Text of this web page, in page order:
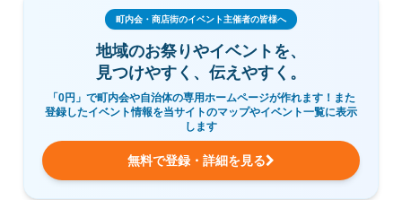
町内会・商店街のイベント主催者の皆様へ
地域のお祭りやイベントを、
見つけやすく、伝えやすく。
「0円」で町内会や自治体の専用ホームページが作れます！また
登録したイベント情報を当サイトのマップやイベント一覧に表示
します
無料で登録・詳細を見る